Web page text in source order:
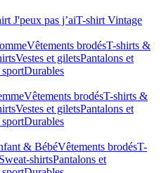
J'peux pas j’aiT-shirt Vintage
Vêtements brodésT-shirts &
Vestes et giletsPantalons et
Durables
Vêtements brodésT-shirts &
Vestes et giletsPantalons et
Durables
& BébéVêtements brodésT-
Sweat-shirtsPantalons et